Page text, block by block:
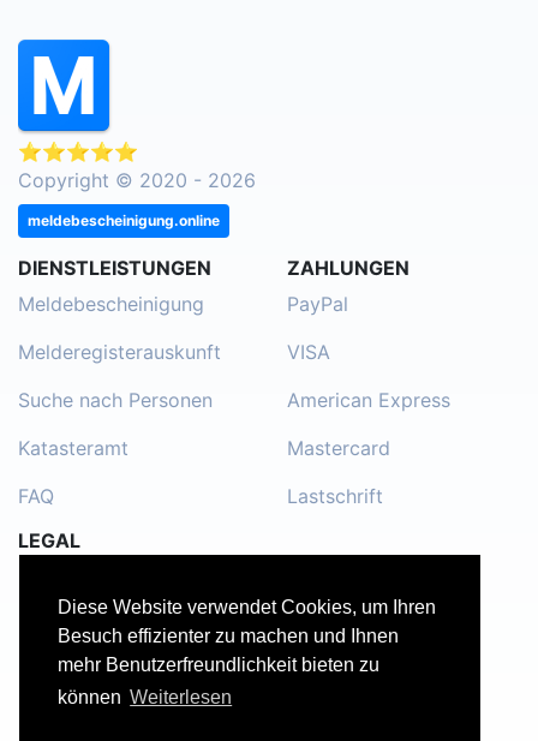
Diese Website verwendet Cookies, um Ihren
Besuch effizienter zu machen und Ihnen
mehr Benutzerfreundlichkeit bieten zu
können Weiterlesen
⭐⭐⭐⭐⭐
Copyright © 2020 - 2026
meldebescheinigung.online
DIENSTLEISTUNGEN
Meldebescheinigung
Melderegisterauskunft
Suche nach Personen
Katasteramt
FAQ
ZAHLUNGEN
PayPal
VISA
American Express
Mastercard
Lastschrift
LEGAL
Kontakt
Datenschutzerklärung